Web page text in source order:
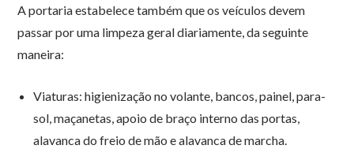
A portaria estabelece também que os veículos devem
passar por uma limpeza geral diariamente, da seguinte
maneira:
Viaturas: higienização no volante, bancos, painel, para-
sol, maçanetas, apoio de braço interno das portas,
alavanca do freio de mão e alavanca de marcha.